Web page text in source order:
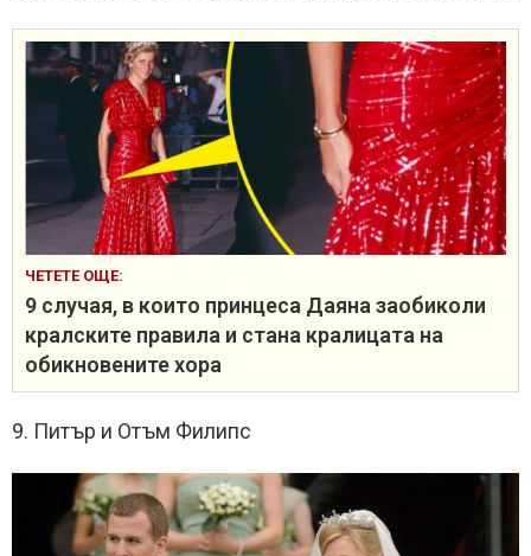
ЧЕТЕТЕ ОЩЕ:
9 случая, в които принцеса Даяна заобиколи
кралските правила и стана кралицата на
обикновените хора
9. Питър и Отъм Филипс